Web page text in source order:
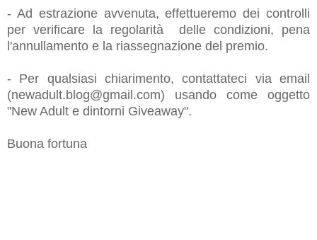
- Ad estrazione avvenuta, effettueremo dei controlli
per verificare la regolarità delle condizioni, pena
l'annullamento e la riassegnazione del premio.
- Per qualsiasi chiarimento, contattateci via email
(newadult.blog@gmail.com) usando come oggetto
"New Adult e dintorni Giveaway".
Buona fortuna